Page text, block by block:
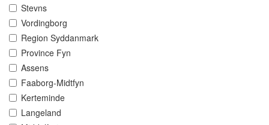
Stevns
Vordingborg
Region Syddanmark
Province Fyn
Assens
Faaborg-Midtfyn
Kerteminde
Langeland